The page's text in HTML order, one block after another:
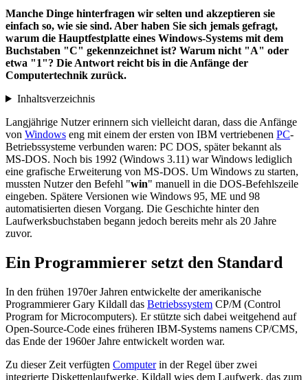
Manche Dinge hinterfragen wir selten und akzeptieren sie
einfach so, wie sie sind. Aber haben Sie sich jemals gefragt,
warum die Hauptfestplatte eines Windows-Systems mit dem
Buchstaben "C" gekennzeichnet ist? Warum nicht "A" oder
etwa "1"? Die Antwort reicht bis in die Anfänge der
Computertechnik zurück.
Inhaltsverzeichnis
Langjährige Nutzer erinnern sich vielleicht daran, dass die Anfänge
von Windows eng mit einem der ersten von IBM vertriebenen PC-
Betriebssysteme verbunden waren: PC DOS, später bekannt als
MS-DOS. Noch bis 1992 (Windows 3.11) war Windows lediglich
eine grafische Erweiterung von MS-DOS. Um Windows zu starten,
mussten Nutzer den Befehl "win" manuell in die DOS-Befehlszeile
eingeben. Spätere Versionen wie Windows 95, ME und 98
automatisierten diesen Vorgang. Die Geschichte hinter den
Laufwerksbuchstaben begann jedoch bereits mehr als 20 Jahre
zuvor.
Ein Programmierer setzt den Standard
In den frühen 1970er Jahren entwickelte der amerikanische
Programmierer Gary Kildall das Betriebssystem CP/M (Control
Program for Microcomputers). Er stützte sich dabei weitgehend auf
Open-Source-Code eines früheren IBM-Systems namens CP/CMS,
das Ende der 1960er Jahre entwickelt worden war.
Zu dieser Zeit verfügten Computerin der Regel über zwei
integrierte Diskettenlaufwerke. Kildall wies dem Laufwerk, das zum